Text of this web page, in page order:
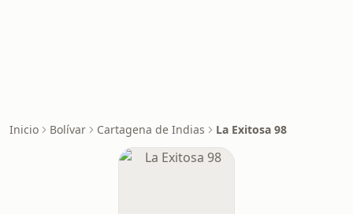
Inicio Bolívar Cartagena de Indias La Exitosa 98